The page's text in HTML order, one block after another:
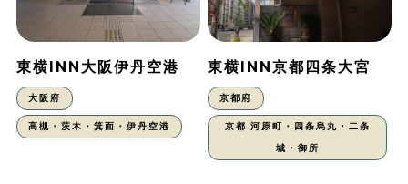
東横INN大阪伊丹空港
大阪府
高槻・茨木・箕面・伊丹空港
東横INN京都四条大宮
京都府
京都 河原町・四条烏丸・二条
城・御所